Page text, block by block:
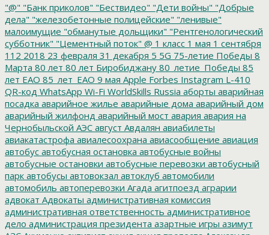
"@" "Банк приколов" "Бествидео" "Дети войны" "Добрые
дела" "железобетонные полицейские" "ленивые"
малоимущие "обманутые дольщики" "Рентгенологический
субботник" "Цементный поток" @ 1 класс 1 мая 1 сентября
112 2018 23 февраля 31 декабря 5 5G 75-летие Победы 8
Марта 80 лет 80 лет Биробиджану 80_летие_Победы 85
лет ЕАО 85_лет_ЕАО 9 мая Apple Forbes Instagram L-410
QR-код WhatsApp Wi-Fi WorldSkills Russia аборты аварийная
посадка аварийное жилье аварийные дома аварийный дом
аварийный жилфонд аварийный мост авария авария на
Чернобыльской АЭС август Авдалян авиабилеты
авиакатастрофа авиалесоохрана авиасообщение авиация
автобус автобусная остановка автобусные войны
автобусные остановки автобусные перевозки автобусный
парк автобусы автовокзал автоклуб автомобили
автомобиль автоперевозки Агада агитпоезд аграрии
адвокат Адвокаты административная комиссия
административная ответственность административное
дело администрация президента азартные игры азимут